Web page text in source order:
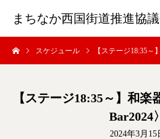
まちなか西国街道推進協
スケジュール 【ステージ18:35～】
【ステージ18:35～】和
Bar2024〉
2024年3月15